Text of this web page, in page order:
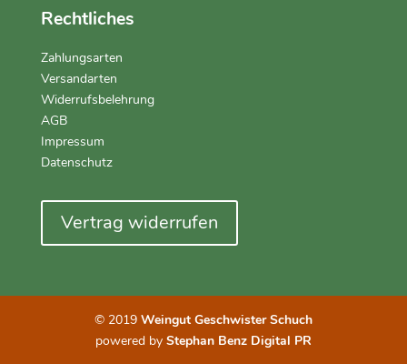
Rechtliches
Zahlungsarten
Versandarten
Widerrufsbelehrung
AGB
Impressum
Datenschutz
Vertrag widerrufen
© 2019 Weingut Geschwister Schuch
powered by Stephan Benz Digital PR